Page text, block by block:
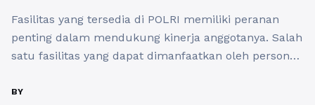
Fasilitas yang tersedia di POLRI memiliki peranan
penting dalam mendukung kinerja anggotanya. Salah
satu fasilitas yang dapat dimanfaatkan oleh personel
Bhayangkara Tingkat II Kediri. Fasilitas ini tidak hanya
BY